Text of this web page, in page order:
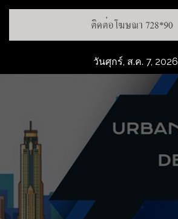
วันศุกร์, ส.ค. 7, 2026